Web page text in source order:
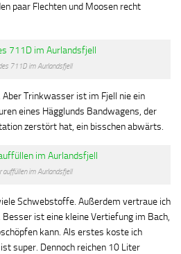
paar Flechten und Moosen recht
711D im Aurlandsfjell
Trinkwasser ist im Fjell nie ein
eines Hägglunds Bandwagens, der
zerstört hat, ein bisschen abwärts.
auffüllen im Aurlandsfjell
Schwebstoffe. Außerdem vertraue ich
ist eine kleine Vertiefung im Bach,
kann. Als erstes koste ich
super. Dennoch reichen 10 Liter